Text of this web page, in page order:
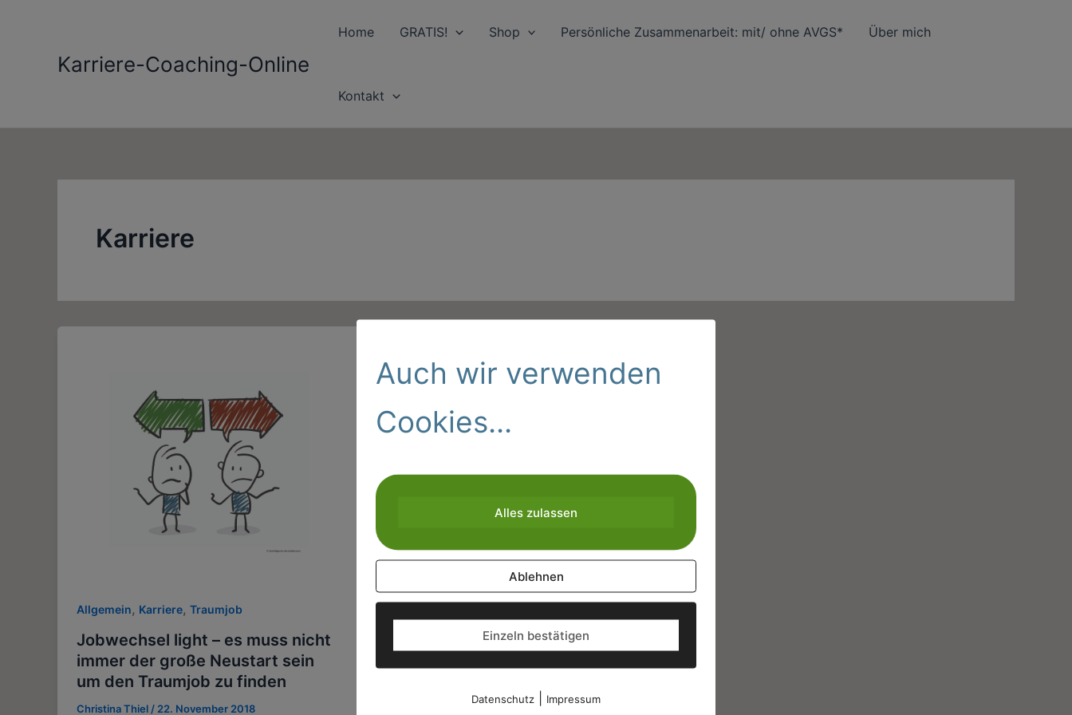
Karriere-Coaching-Online
Home GRATIS! Shop Persönliche Zusammenarbeit: mit/ ohne AVGS* Über mich
Kontakt
Karriere
Allgemein, Karriere, Traumjob
Jobwechsel light – es muss nicht
immer der große Neustart sein
um den Traumjob zu finden
Christina Thiel / 22. November 2018
Auch wir verwenden
Cookies...
Alles zulassen
Ablehnen
Einzeln bestätigen
Datenschutz Impressum